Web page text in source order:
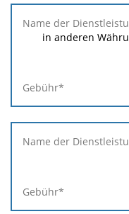
in anderen